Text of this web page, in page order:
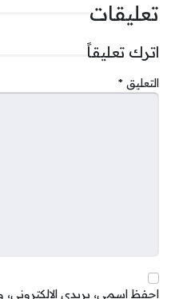
تعليقات
اترك تعليقاً
التعليق *
احفظ اسمي، بريدي الإلكتروني،